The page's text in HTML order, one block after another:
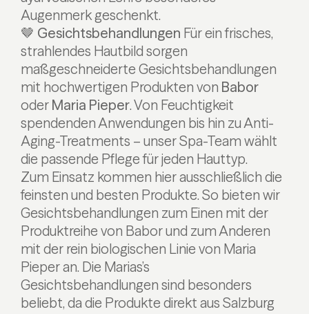
Augenmerk geschenkt.
🤎 Gesichtsbehandlungen Für ein frisches,
strahlendes Hautbild sorgen
maßgeschneiderte Gesichtsbehandlungen
mit hochwertigen Produkten von Babor
oder Maria Pieper. Von Feuchtigkeit
spendenden Anwendungen bis hin zu Anti-
Aging-Treatments – unser Spa-Team wählt
die passende Pflege für jeden Hauttyp.
Zum Einsatz kommen hier ausschließlich die
feinsten und besten Produkte. So bieten wir
Gesichtsbehandlungen zum Einen mit der
Produktreihe von Babor und zum Anderen
mit der rein biologischen Linie von Maria
Pieper an. Die Marias’s
Gesichtsbehandlungen sind besonders
beliebt, da die Produkte direkt aus Salzburg